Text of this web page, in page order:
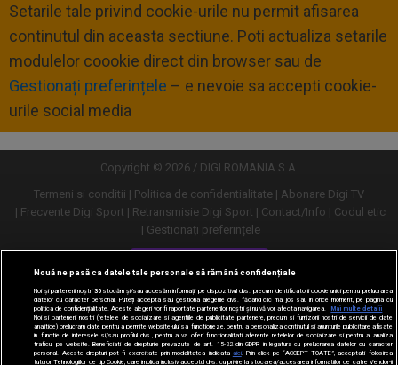
Setarile tale privind cookie-urile nu permit afisarea
continutul din aceasta sectiune. Poti actualiza setarile
modulelor coookie direct din browser sau de
Gestionați preferințele – e nevoie sa accepti cookie-
urile social media
Copyright © 2026 / DIGI ROMANIA S.A.
Termeni si conditii
Politica de confidentialitate
Abonare Digi TV
Frecvente Digi Sport
Retransmisie Digi Sport Contact/Info
Codul etic
Gestionați preferințele
Versiune desktop
Nouă ne pasă ca datele tale personale să rămână confidențiale
Noi și partenerii noștri30stocăm și/sau accesăm informații pe dispozitivul dvs., precum identificatorii cookie unici pentru prelucrarea
datelor cu caracter personal. Puteți accepta sau gestiona alegerile dvs. făcând clic mai jos sau în orice moment, pe pagina cu
politica de confidențialitate. Aceste alegeri vor fi raportate partenerilor noștri și nu vă vor afecta navigarea.
Mai multe detalii
Noi si partenerii nostri (retelele de socializare si agentiile de publicitate partenere, precum si furnizorii nostri de servicii de date
analitice) prelucram date pentru a permite website-ului sa functioneze, pentru a personaliza continutul si anunturile publicitare afisate
in functie de interesele si/sau profilul dvs., pentru a va oferi functionalitati aferente retelelor de socializare si pentru a analiza
traficul pe website. Beneficiati de drepturile prevazute de art. 15-22 din GDPR in legatura cu prelucrarea datelor cu caracter
personal. Aceste drepturi pot fi exercitate prin modalitatea indicata aici. Prin click pe “ACCEPT TOATE”, acceptati folosirea
tuturor Tehnologiilor de tip Cookie, care implica inclusiv acceptul dvs. cu privire la stocarea/accesarea informatiilor de catre Vendor-ii